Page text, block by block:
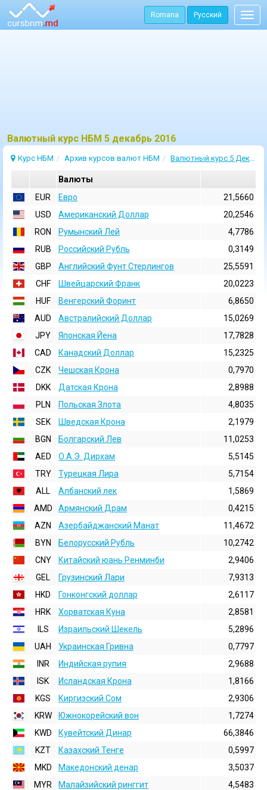
Romana Русский
Bалютный курс НБМ 5 декабрь 2016
Курс НБМ Архив курсов валют НБМ Валютный курс 5 Декабрь 2016
Валюты
EUR
Евро
21,5660
USD
Aмериканский Доллар
20,2546
RON
Румынский Лей
4,7786
RUB
Российский Рубль
0,3149
GBP
Английский Фунт Стерлингов
25,5591
CHF
Швейцарский Франк
20,0223
HUF
Венгерский Форинт
6,8650
AUD
Австралийский Доллар
15,0269
JPY
Японская Йена
17,7828
CAD
Канадский Доллар
15,2325
CZK
Чешская Крона
0,7970
DKK
Датская Крона
2,8988
PLN
Польская Злота
4,8035
SEK
Шведская Крона
2,1979
BGN
Болгарский Лев
11,0253
AED
О.А.Э. Дирхам
5,5145
TRY
Турецкая Лира
5,7154
ALL
Албанский лек
1,5869
AMD
Армянский Драм
0,4215
AZN
Азербайджанский Манат
11,4672
BYN
Белорусский Рубль
10,2742
CNY
Китайский юань Ренминби
2,9406
GEL
Грузинский Лари
7,9313
HKD
Гонконгский доллаp
2,6117
HRK
Хорватская Куна
2,8581
ILS
Израильский Шекель
5,2896
UAH
Украинская Гривна
0,7797
INR
Индийская pупия
2,9688
ISK
Исландская Крона
1,8166
KGS
Киргизский Сом
2,9306
KRW
Южнокорейский вон
1,7274
KWD
Кувейтский Динар
66,3846
KZT
Казахский Тенге
0,5997
MKD
Македонский денар
3,5037
MYR
Малайзийский ринггит
4,5483